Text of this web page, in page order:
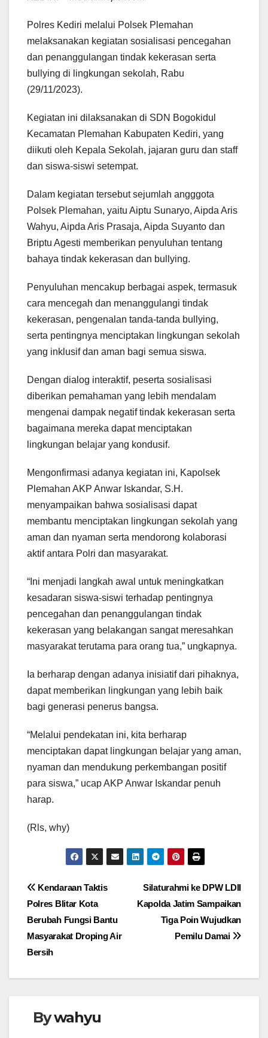
Polres Kediri melalui Polsek Plemahan
melaksanakan kegiatan sosialisasi pencegahan
dan penanggulangan tindak kekerasan serta
bullying di lingkungan sekolah, Rabu
(29/11/2023).
Kegiatan ini dilaksanakan di SDN Bogokidul
Kecamatan Plemahan Kabupaten Kediri, yang
diikuti oleh Kepala Sekolah, jajaran guru dan staff
dan siswa-siswi setempat.
Dalam kegiatan tersebut sejumlah angggota
Polsek Plemahan, yaitu Aiptu Sunaryo, Aipda Aris
Wahyu, Aipda Aris Prasaja, Aipda Suyanto dan
Briptu Agesti memberikan penyuluhan tentang
bahaya tindak kekerasan dan bullying.
Penyuluhan mencakup berbagai aspek, termasuk
cara mencegah dan menanggulangi tindak
kekerasan, pengenalan tanda-tanda bullying,
serta pentingnya menciptakan lingkungan sekolah
yang inklusif dan aman bagi semua siswa.
Dengan dialog interaktif, peserta sosialisasi
diberikan pemahaman yang lebih mendalam
mengenai dampak negatif tindak kekerasan serta
bagaimana mereka dapat menciptakan
lingkungan belajar yang kondusif.
Mengonfirmasi adanya kegiatan ini, Kapolsek
Plemahan AKP Anwar Iskandar, S.H.
menyampaikan bahwa sosialisasi dapat
membantu menciptakan lingkungan sekolah yang
aman dan nyaman serta mendorong kolaborasi
aktif antara Polri dan masyarakat.
“Ini menjadi langkah awal untuk meningkatkan
kesadaran siswa-siswi terhadap pentingnya
pencegahan dan penanggulangan tindak
kekerasan yang belakangan sangat meresahkan
masyarakat terutama para orang tua,” ungkapnya.
Ia berharap dengan adanya inisiatif dari pihaknya,
dapat memberikan lingkungan yang lebih baik
bagi generasi penerus bangsa.
“Melalui pendekatan ini, kita berharap
menciptakan dapat lingkungan belajar yang aman,
nyaman dan mendukung perkembangan positif
para siswa,” ucap AKP Anwar Iskandar penuh
harap.
(Rls, why)
Navigasi
pos
Silaturahmi ke DPW LDII
Kapolda Jatim Sampaikan
Tiga Poin Wujudkan
Pemilu Damai
Kendaraan Taktis
Polres Blitar Kota
Berubah Fungsi Bantu
Masyarakat Droping Air
Bersih
Bywahyu